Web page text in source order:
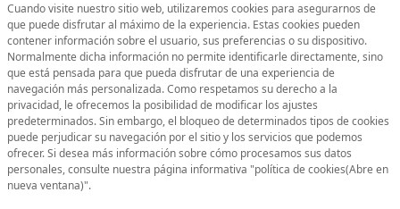
Cuando visite nuestro sitio web, utilizaremos cookies para asegurarnos de
que puede disfrutar al máximo de la experiencia. Estas cookies pueden
contener información sobre el usuario, sus preferencias o su dispositivo.
Normalmente dicha información no permite identificarle directamente, sino
que está pensada para que pueda disfrutar de una experiencia de
navegación más personalizada. Como respetamos su derecho a la
privacidad, le ofrecemos la posibilidad de modificar los ajustes
predeterminados. Sin embargo, el bloqueo de determinados tipos de cookies
puede perjudicar su navegación por el sitio y los servicios que podemos
ofrecer. Si desea más información sobre cómo procesamos sus datos
personales, consulte nuestra página informativa "polí­tica de cookies(Abre en
nueva ventana)".